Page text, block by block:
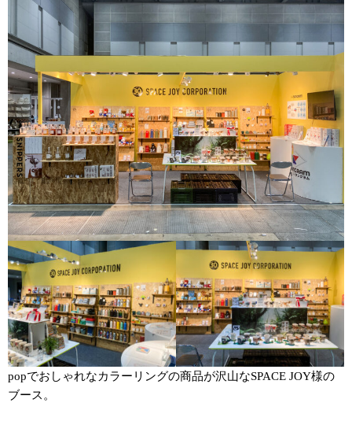
popでおしゃれなカラーリングの商品が沢山なSPACE JOY様の
ブース。